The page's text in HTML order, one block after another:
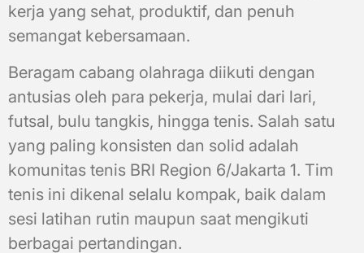
kerja yang sehat, produktif, dan penuh
semangat kebersamaan.
Beragam cabang olahraga diikuti dengan
antusias oleh para pekerja, mulai dari lari,
futsal, bulu tangkis, hingga tenis. Salah satu
yang paling konsisten dan solid adalah
komunitas tenis BRI Region 6/Jakarta 1. Tim
tenis ini dikenal selalu kompak, baik dalam
sesi latihan rutin maupun saat mengikuti
berbagai pertandingan.